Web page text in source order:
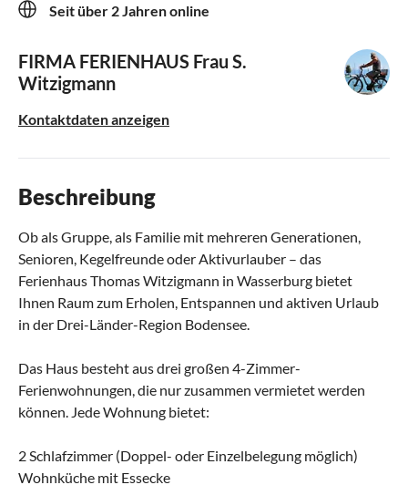
Seit über 2 Jahren online
FIRMA FERIENHAUS Frau S.
Witzigmann
Kontaktdaten anzeigen
Beschreibung
Ob als Gruppe, als Familie mit mehreren Generationen,
Senioren, Kegelfreunde oder Aktivurlauber – das
Ferienhaus Thomas Witzigmann in Wasserburg bietet
Ihnen Raum zum Erholen, Entspannen und aktiven Urlaub
in der Drei-Länder-Region Bodensee.
Das Haus besteht aus drei großen 4-Zimmer-
Ferienwohnungen, die nur zusammen vermietet werden
können. Jede Wohnung bietet:
2 Schlafzimmer (Doppel- oder Einzelbelegung möglich)
Wohnküche mit Essecke